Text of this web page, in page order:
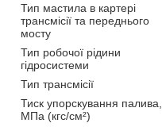
Тип мастила в картері
трансмісії та переднього
мосту
Тип робочої рідини
гідросистеми
Тип трансмісії
Тиск упорскування палива,
МПа (кгс/см²)